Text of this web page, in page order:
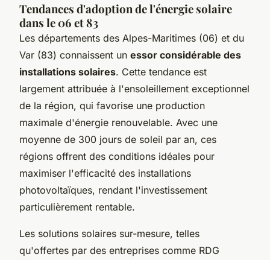
Tendances d'adoption de l'énergie solaire
dans le 06 et 83
Les départements des Alpes-Maritimes (06) et du
Var (83) connaissent un essor considérable des
installations solaires. Cette tendance est
largement attribuée à l'ensoleillement exceptionnel
de la région, qui favorise une production
maximale d'énergie renouvelable. Avec une
moyenne de 300 jours de soleil par an, ces
régions offrent des conditions idéales pour
maximiser l'efficacité des installations
photovoltaïques, rendant l'investissement
particulièrement rentable.
Les solutions solaires sur-mesure, telles
qu'offertes par des entreprises comme RDG